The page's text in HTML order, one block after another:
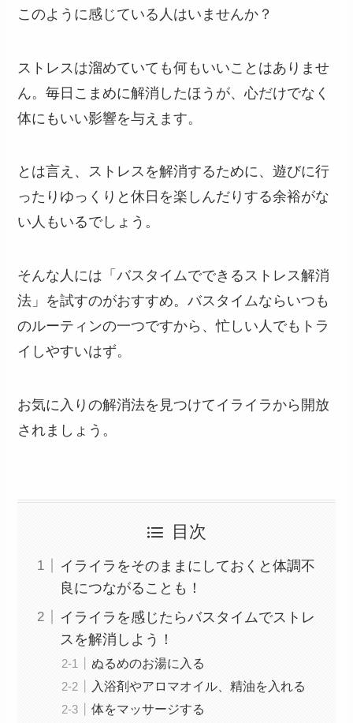
このように感じている人はいませんか？
ストレスは溜めていても何もいいことはありませ
ん。毎日こまめに解消したほうが、心だけでなく
体にもいい影響を与えます。
とは言え、ストレスを解消するために、遊びに行
ったりゆっくりと休日を楽しんだりする余裕がな
い人もいるでしょう。
そんな人には「バスタイムでできるストレス解消
法」を試すのがおすすめ。バスタイムならいつも
のルーティンの一つですから、忙しい人でもトラ
イしやすいはず。
お気に入りの解消法を見つけてイライラから開放
されましょう。
目次
イライラをそのままにしておくと体調不
良につながることも！
イライラを感じたらバスタイムでストレ
スを解消しよう！
ぬるめのお湯に入る
入浴剤やアロマオイル、精油を入れる
体をマッサージする